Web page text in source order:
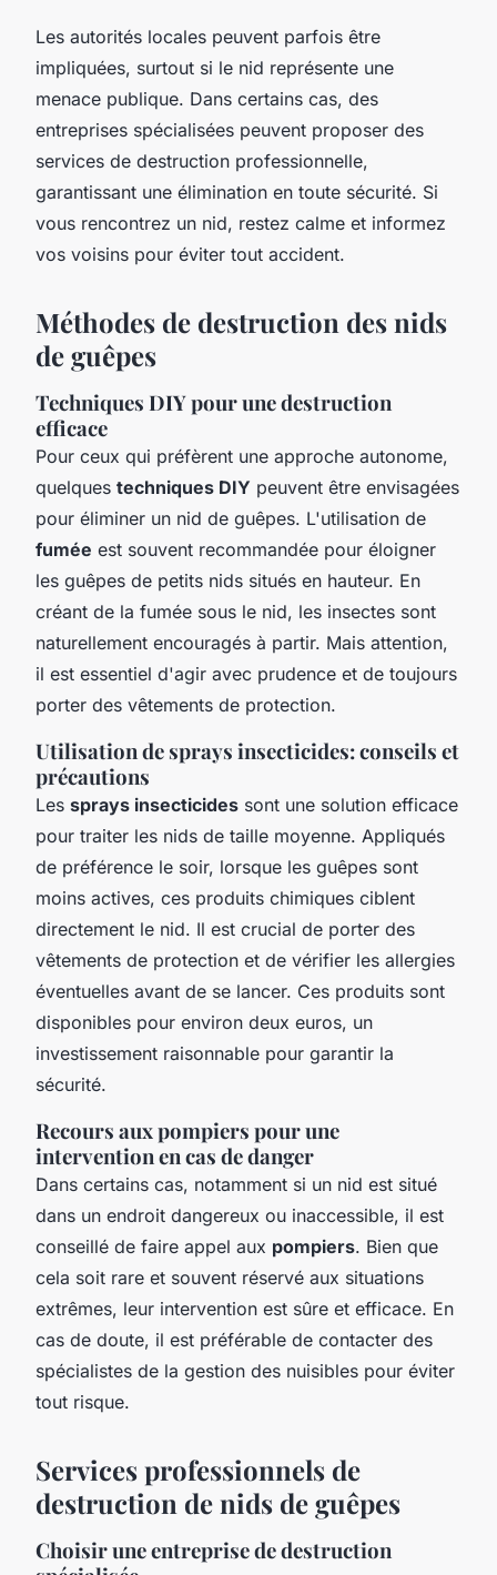
Les autorités locales peuvent parfois être
impliquées, surtout si le nid représente une
menace publique. Dans certains cas, des
entreprises spécialisées peuvent proposer des
services de destruction professionnelle,
garantissant une élimination en toute sécurité. Si
vous rencontrez un nid, restez calme et informez
vos voisins pour éviter tout accident.
Méthodes de destruction des nids
de guêpes
Techniques DIY pour une destruction
efficace
Pour ceux qui préfèrent une approche autonome,
quelques techniques DIY peuvent être envisagées
pour éliminer un nid de guêpes. L'utilisation de
fumée est souvent recommandée pour éloigner
les guêpes de petits nids situés en hauteur. En
créant de la fumée sous le nid, les insectes sont
naturellement encouragés à partir. Mais attention,
il est essentiel d'agir avec prudence et de toujours
porter des vêtements de protection.
Utilisation de sprays insecticides: conseils et
précautions
Les sprays insecticides sont une solution efficace
pour traiter les nids de taille moyenne. Appliqués
de préférence le soir, lorsque les guêpes sont
moins actives, ces produits chimiques ciblent
directement le nid. Il est crucial de porter des
vêtements de protection et de vérifier les allergies
éventuelles avant de se lancer. Ces produits sont
disponibles pour environ deux euros, un
investissement raisonnable pour garantir la
sécurité.
Recours aux pompiers pour une
intervention en cas de danger
Dans certains cas, notamment si un nid est situé
dans un endroit dangereux ou inaccessible, il est
conseillé de faire appel aux pompiers. Bien que
cela soit rare et souvent réservé aux situations
extrêmes, leur intervention est sûre et efficace. En
cas de doute, il est préférable de contacter des
spécialistes de la gestion des nuisibles pour éviter
tout risque.
Services professionnels de
destruction de nids de guêpes
Choisir une entreprise de destruction